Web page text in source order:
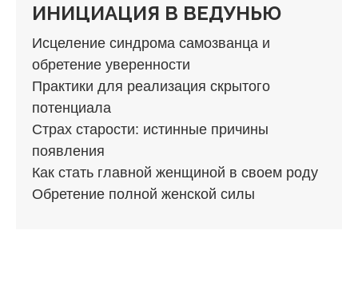
ИНИЦИАЦИЯ В ВЕДУНЬЮ
Исцеление синдрома самозванца и
обретение уверенности
Практики для реализация скрытого
потенциала
Страх старости: истинные причины
появления
Как стать главной женщиной в своем роду
Обретение полной женской силы